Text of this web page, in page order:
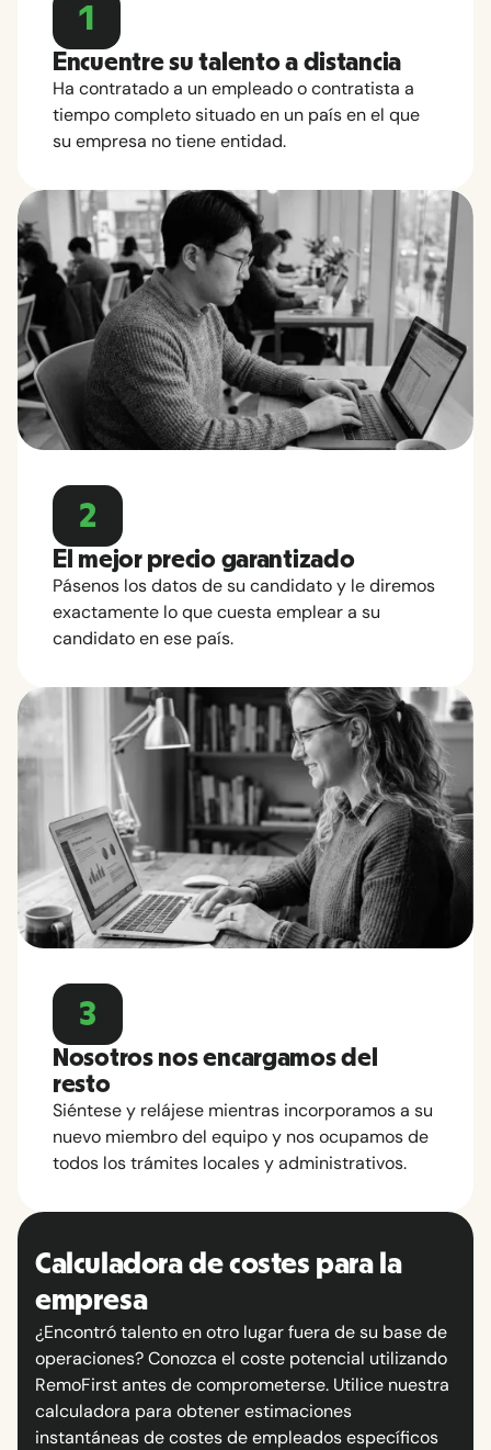
1
Encuentre su talento a distancia
Ha contratado a un empleado o contratista a
tiempo completo situado en un país en el que
su empresa no tiene entidad.
2
El mejor precio garantizado
Pásenos los datos de su candidato y le diremos
exactamente lo que cuesta emplear a su
candidato en ese país.
3
Nosotros nos encargamos del
resto
Siéntese y relájese mientras incorporamos a su
nuevo miembro del equipo y nos ocupamos de
todos los trámites locales y administrativos.
Calculadora de costes para la
empresa
¿Encontró talento en otro lugar fuera de su base de
operaciones? Conozca el coste potencial utilizando
RemoFirst antes de comprometerse. Utilice nuestra
calculadora para obtener estimaciones
instantáneas de costes de empleados específicos